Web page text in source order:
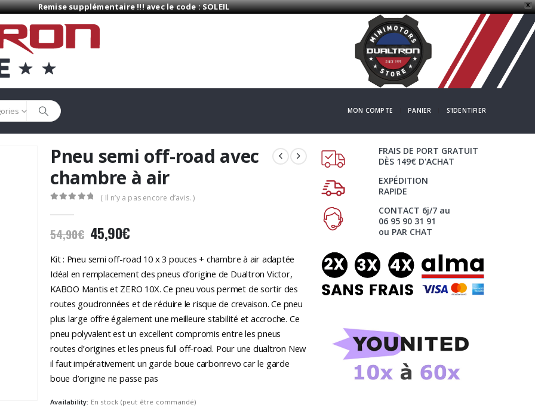
X
Remise supplémentaire !!! avec le code : SOLEIL
MON COMPTE PANIER S'IDENTIFIER
Pneu semi off-road avec
chambre à air
( Il n’y a pas encore d’avis. )
54,90€ Le
prix
initial
était :
54,90€.
45,90€Le
actuel
est :
45,90€.
Kit : Pneu semi off-road 10 x 3 pouces + chambre à air adaptée
Idéal en remplacement des pneus d’origine de Dualtron Victor,
KABOO Mantis et ZERO 10X. Ce pneu vous permet de sortir des
routes goudronnées et de réduire le risque de crevaison. Ce pneu
plus large offre également une meilleure stabilité et accroche. Ce
pneu polyvalent est un excellent compromis entre les pneus
routes d’origines et les pneus full off-road. Pour une dualtron New
il faut impérativement un garde boue carbonrevo car le garde
boue d’origine ne passe pas
Availability: En stock (peut être commandé)
FRAIS DE PORT GRATUIT
DÈS 149€ D'ACHAT
EXPÉDITION
RAPIDE
CONTACT 6j/7 au
06 95 90 31 91
ou PAR CHAT